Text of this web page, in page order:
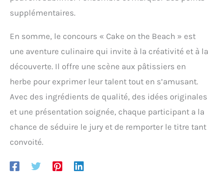
supplémentaires.
En somme, le concours « Cake on the Beach » est
une aventure culinaire qui invite à la créativité et à la
découverte. Il offre une scène aux pâtissiers en
herbe pour exprimer leur talent tout en s’amusant.
Avec des ingrédients de qualité, des idées originales
et une présentation soignée, chaque participant a la
chance de séduire le jury et de remporter le titre tant
convoité.